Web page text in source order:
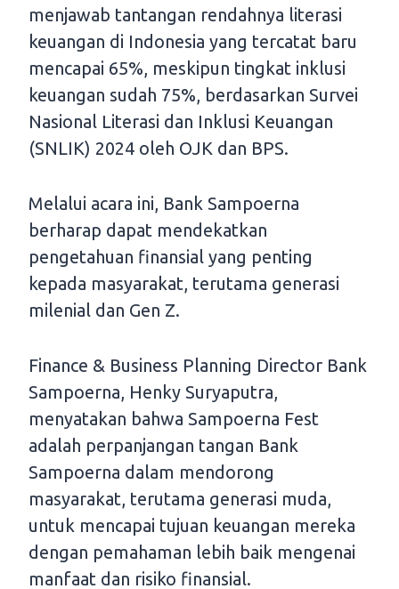
menjawab tantangan rendahnya literasi
keuangan di Indonesia yang tercatat baru
mencapai 65%, meskipun tingkat inklusi
keuangan sudah 75%, berdasarkan Survei
Nasional Literasi dan Inklusi Keuangan
(SNLIK) 2024 oleh OJK dan BPS.
Melalui acara ini, Bank Sampoerna
berharap dapat mendekatkan
pengetahuan finansial yang penting
kepada masyarakat, terutama generasi
milenial dan Gen Z.
Finance & Business Planning Director Bank
Sampoerna, Henky Suryaputra,
menyatakan bahwa Sampoerna Fest
adalah perpanjangan tangan Bank
Sampoerna dalam mendorong
masyarakat, terutama generasi muda,
untuk mencapai tujuan keuangan mereka
dengan pemahaman lebih baik mengenai
manfaat dan risiko finansial.